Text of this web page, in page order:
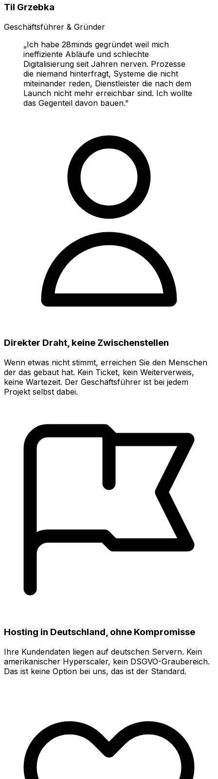
Til Grzebka
Geschäftsführer & Gründer
„Ich habe 28minds gegründet weil mich
ineffiziente Abläufe und schlechte
Digitalisierung seit Jahren nerven. Prozesse
die niemand hinterfragt, Systeme die nicht
miteinander reden, Dienstleister die nach dem
Launch nicht mehr erreichbar sind. Ich wollte
das Gegenteil davon bauen."
Direkter Draht, keine Zwischenstellen
Wenn etwas nicht stimmt, erreichen Sie den Menschen
der das gebaut hat. Kein Ticket, kein Weiterverweis,
keine Wartezeit. Der Geschäftsführer ist bei jedem
Projekt selbst dabei.
Hosting in Deutschland, ohne Kompromisse
Ihre Kundendaten liegen auf deutschen Servern. Kein
amerikanischer Hyperscaler, kein DSGVO-Graubereich.
Das ist keine Option bei uns, das ist der Standard.